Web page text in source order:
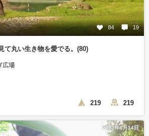
84 19
て丸い生き物を愛でる。(80)
広場
219 219
2023年6月14日